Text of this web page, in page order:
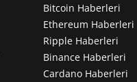
Bitcoin Haberleri
Ethereum Haberleri
Ripple Haberleri
Binance Haberleri
Cardano Haberleri